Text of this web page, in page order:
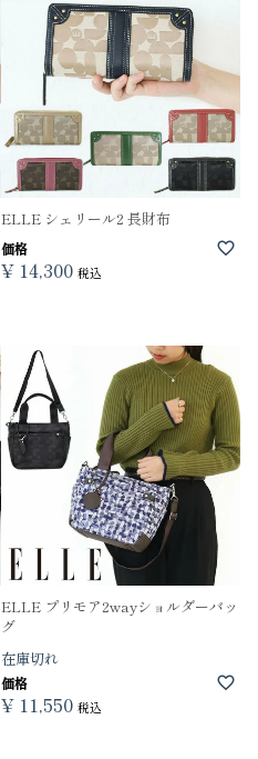
ELLE シェリール2 長財布
価格
¥ 14,300 税込
ELLE プリモア2wayショルダーバッ
グ
在庫切れ
価格
¥ 11,550 税込